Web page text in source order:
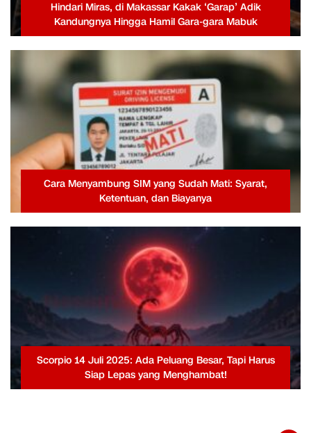
Hindari Miras, di Makassar Kakak ‘Garap’ Adik
Kandungnya Hingga Hamil Gara-gara Mabuk
Cara Menyambung SIM yang Sudah Mati: Syarat,
Ketentuan, dan Biayanya
Scorpio 14 Juli 2025: Ada Peluang Besar, Tapi Harus
Siap Lepas yang Menghambat!